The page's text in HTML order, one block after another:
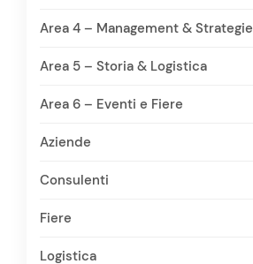
Area 4 – Management & Strategie
Area 5 – Storia & Logistica
Area 6 – Eventi e Fiere
Aziende
Consulenti
Fiere
Logistica